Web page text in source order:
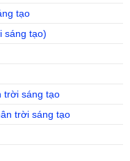
tạo
sáng tạo)
trời sáng tạo
trời sáng tạo